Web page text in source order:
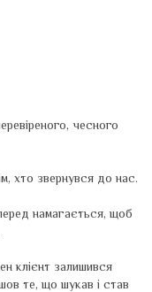
чесного
хто звернувся до нас.
намагається, щоб
клієнт залишився
те, що шукав і став